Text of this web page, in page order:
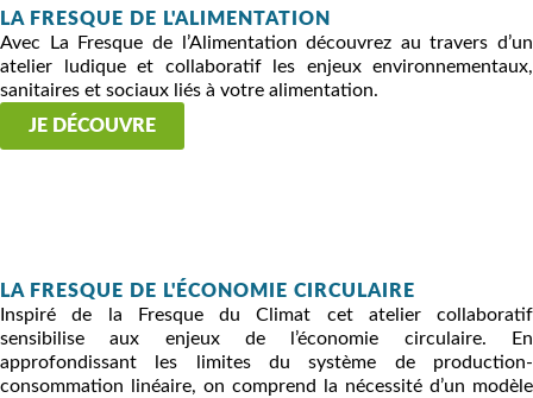
LA FRESQUE DE L'ALIMENTATION
Avec La Fresque de l’Alimentation découvrez au travers d’un
atelier ludique et collaboratif les enjeux environnementaux,
sanitaires et sociaux liés à votre alimentation.
JE DÉCOUVRE
LA FRESQUE DE L'ÉCONOMIE CIRCULAIRE
Inspiré de la Fresque du Climat cet atelier collaboratif
sensibilise aux enjeux de l’économie circulaire. En
approfondissant les limites du système de production-
consommation linéaire, on comprend la nécessité d’un modèle